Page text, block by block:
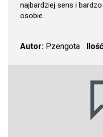
najbardziej sens i
osobie.
Autor: Pzengota